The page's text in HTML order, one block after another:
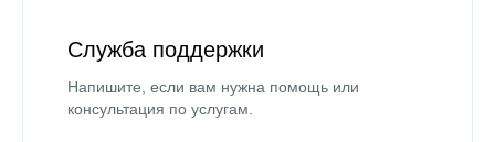
Служба поддержки
Напишите, если вам нужна помощь или
консультация по услугам.